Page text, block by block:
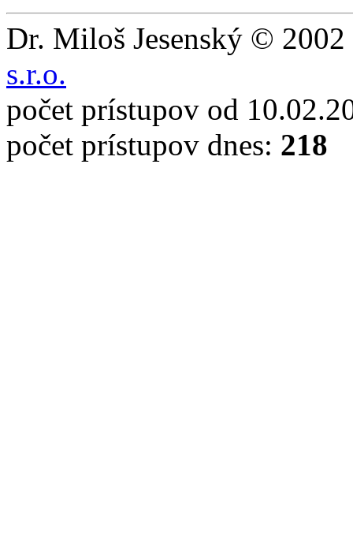
Dr. Miloš Jesenský ©
s.r.o.
počet prístupov od
počet prístupov dnes: 218